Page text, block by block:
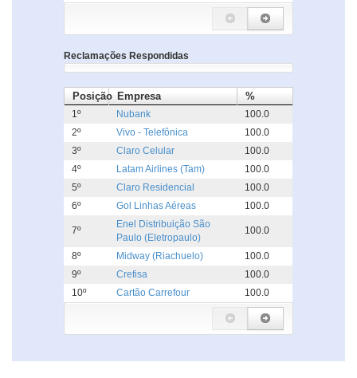
Reclamações Respondidas
Posição Empresa %
1º Nubank
100.0
2º
Vivo - Telefônica
100.0
3º
Claro Celular
100.0
4º
Latam Airlines (Tam)
100.0
5º
Claro Residencial
100.0
6º
Gol Linhas Aéreas 100.0
7º
Enel Distribuição São
Paulo (Eletropaulo)
100.0
8º Midway (Riachuelo)
100.0
9º
Crefisa
100.0
10º
Cartão Carrefour 100.0